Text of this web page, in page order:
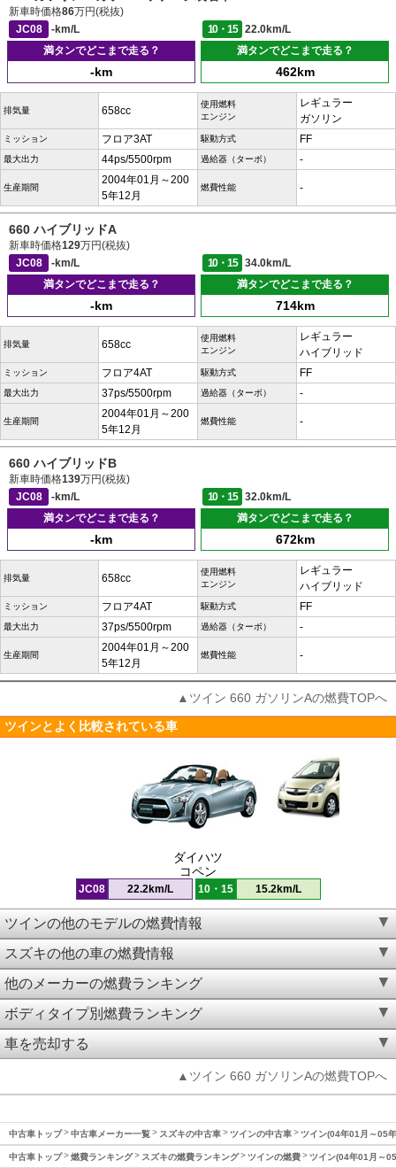
新車時価格86万円(税抜)
JC08
-km/L 10・15
22.0km/L
満タンでどこまで走る？
-km
満タンでどこまで走る？
462km
排気量 658cc
使用燃料
エンジン
レギュラー
ガソリン
ミッション フロア3AT 駆動方式 FF
最大出力 44ps/5500rpm 過給器（ターボ） -
生産期間
2004年01月～200
5年12月
燃費性能 -
660 ハイブリッドA
新車時価格129万円(税抜)
JC08
-km/L 10・15
34.0km/L
満タンでどこまで走る？
-km
満タンでどこまで走る？
714km
排気量 658cc
使用燃料
エンジン
レギュラー
ハイブリッド
ミッション フロア4AT 駆動方式 FF
最大出力 37ps/5500rpm 過給器（ターボ） -
生産期間
2004年01月～200
5年12月
燃費性能 -
660 ハイブリッドB
新車時価格139万円(税抜)
JC08
-km/L 10・15
32.0km/L
満タンでどこまで走る？
-km
満タンでどこまで走る？
672km
排気量 658cc
使用燃料
エンジン
レギュラー
ハイブリッド
ミッション フロア4AT 駆動方式 FF
最大出力 37ps/5500rpm 過給器（ターボ） -
生産期間
2004年01月～200
5年12月
燃費性能 -
▲ツイン 660 ガソリンAの燃費TOPへ
ツインとよく比較されている車
ダイハツ
コペン
JC08 22.2km/L 10・15 15.2km/L
ツインの他のモデルの燃費情報
スズキの他の車の燃費情報
他のメーカーの燃費ランキング
ボディタイプ別燃費ランキング
車を売却する
▲ツイン 660 ガソリンAの燃費TOPへ
中古車トップ 中古車メーカー一覧 スズキの中古車 ツインの中古車 ツイン(04年01月～05
中古車トップ 燃費ランキング スズキの燃費ランキング ツインの燃費 ツイン(04年01月～